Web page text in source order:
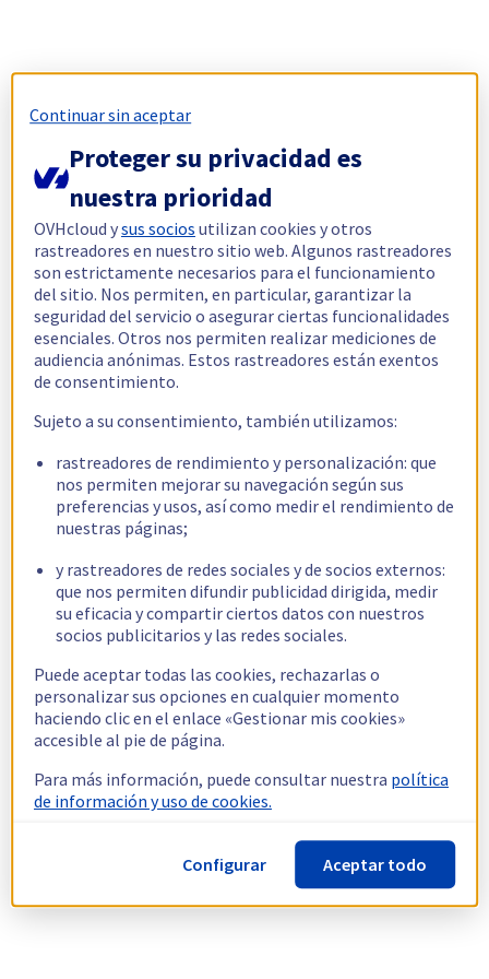
Continuar sin aceptar
Proteger su privacidad es
nuestra prioridad
OVHcloud ysus socios utilizan cookies y otros
rastreadores en nuestro sitio web. Algunos rastreadores
son estrictamente necesarios para el funcionamiento
del sitio. Nos permiten, en particular, garantizar la
seguridad del servicio o asegurar ciertas funcionalidades
esenciales. Otros nos permiten realizar mediciones de
audiencia anónimas. Estos rastreadores están exentos
de consentimiento.
Sujeto a su consentimiento, también utilizamos:
rastreadores de rendimiento y personalización: que
nos permiten mejorar su navegación según sus
preferencias y usos, así como medir el rendimiento de
nuestras páginas;
y rastreadores de redes sociales y de socios externos:
que nos permiten difundir publicidad dirigida, medir
su eficacia y compartir ciertos datos con nuestros
socios publicitarios y las redes sociales.
Puede aceptar todas las cookies, rechazarlas o
personalizar sus opciones en cualquier momento
haciendo clic en el enlace «Gestionar mis cookies»
accesible al pie de página.
Para más información, puede consultar nuestra política
de información y uso de cookies.
Configurar Aceptar todo